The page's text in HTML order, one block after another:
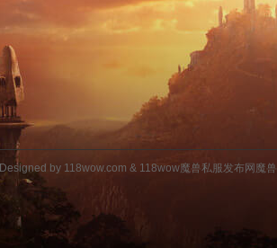
Designed by 118wow.com & 118wow魔兽私服发布网魔